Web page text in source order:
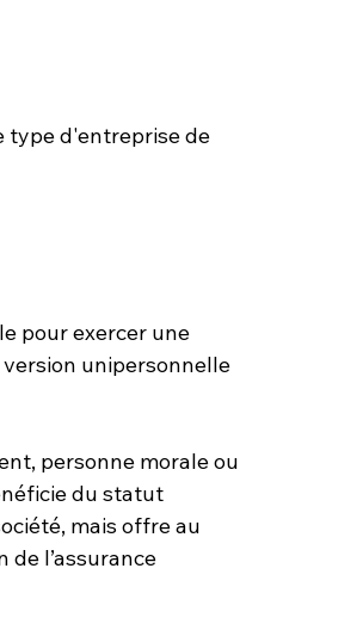
type d'entreprise de
pour exercer une
version unipersonnelle
personne morale ou
du statut
mais offre au
de l’assurance